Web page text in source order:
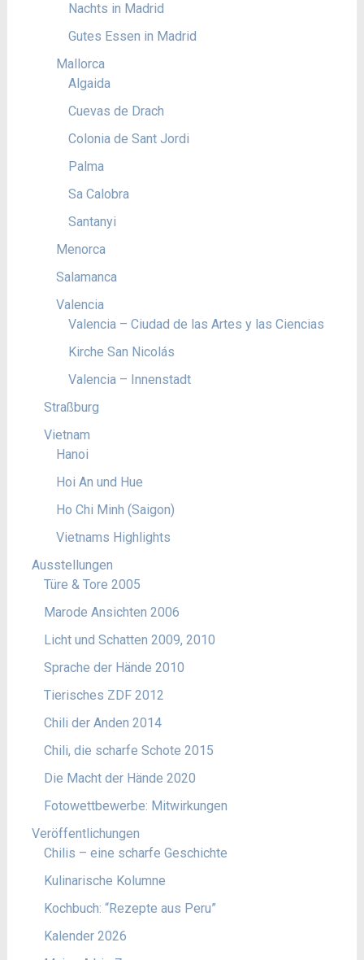
Nachts in Madrid
Gutes Essen in Madrid
Mallorca
Algaida
Cuevas de Drach
Colonia de Sant Jordi
Palma
Sa Calobra
Santanyi
Menorca
Salamanca
Valencia
Valencia – Ciudad de las Artes y las Ciencias
Kirche San Nicolás
Valencia – Innenstadt
Straßburg
Vietnam
Hanoi
Hoi An und Hue
Ho Chi Minh (Saigon)
Vietnams Highlights
Ausstellungen
Türe & Tore 2005
Marode Ansichten 2006
Licht und Schatten 2009, 2010
Sprache der Hände 2010
Tierisches ZDF 2012
Chili der Anden 2014
Chili, die scharfe Schote 2015
Die Macht der Hände 2020
Fotowettbewerbe: Mitwirkungen
Veröffentlichungen
Chilis – eine scharfe Geschichte
Kulinarische Kolumne
Kochbuch: “Rezepte aus Peru”
Kalender 2026